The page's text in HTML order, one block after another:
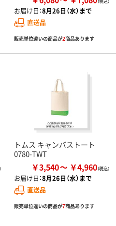
お届け日：8月26日（水）まで
直送品
販売単位違いの商品が2商品あります
トムス キャンバストート
0780-TWT
￥3,540 ￥4,960
お届け日：8月26日（水）まで
直送品
販売単位違いの商品が7商品あります